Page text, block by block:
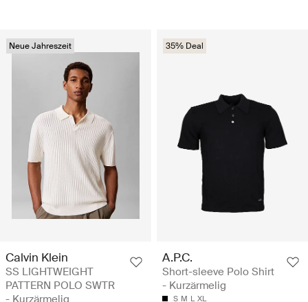
Neue Jahreszeit
Calvin Klein
SS LIGHTWEIGHT
PATTERN POLO SWTR
35% Deal
A.P.C.
Short-sleeve Polo Shirt
- Kurzärmelig
S M L XL